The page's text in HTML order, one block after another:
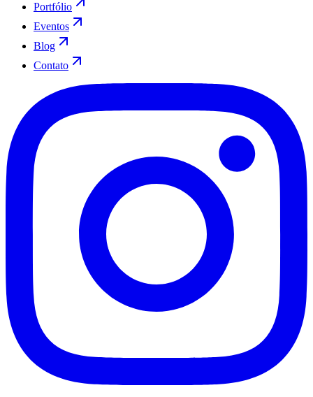
Portfólio
Eventos
Blog
Contato